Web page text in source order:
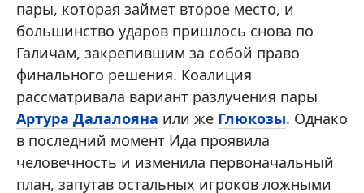
пары, которая займет второе место, и
большинство ударов пришлось снова по
Галичам, закрепившим за собой право
финального решения. Коалиция
рассматривала вариант разлучения пары
Артура Далалояна или же Глюкозы. Однако
в последний момент Ида проявила
человечность и изменила первоначальный
план, запутав остальных игроков ложными